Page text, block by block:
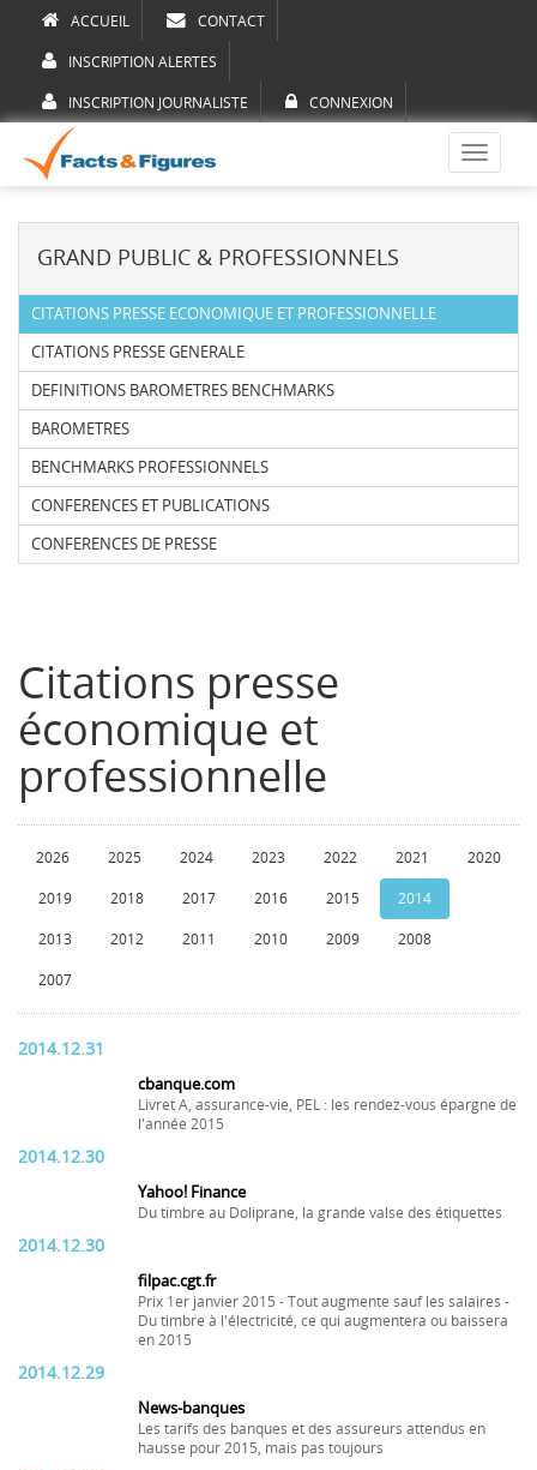
ACCUEIL CONTACT
INSCRIPTION ALERTES
INSCRIPTION JOURNALISTE CONNEXION
Toggle
GRAND PUBLIC & PROFESSIONNELS
CITATIONS PRESSE ECONOMIQUE ET PROFESSIONNELLE
CITATIONS PRESSE GENERALE
DEFINITIONS BAROMETRES BENCHMARKS
BAROMETRES
BENCHMARKS PROFESSIONNELS
CONFERENCES ET PUBLICATIONS
CONFERENCES DE PRESSE
Citations presse
économique et
professionnelle
2026 2025 2024 2023 2022 2021 2020
2019 2018 2017 2016 2015 2014
2013 2012 2011 2010 2009 2008
2007
2014.12.31
cbanque.com
Livret A, assurance-vie, PEL : les rendez-vous épargne de
l'année 2015
2014.12.30
Yahoo! Finance
Du timbre au Doliprane, la grande valse des étiquettes
2014.12.30
filpac.cgt.fr
Prix 1er janvier 2015 - Tout augmente sauf les salaires -
Du timbre à l'électricité, ce qui augmentera ou baissera
en 2015
2014.12.29
News-banques
Les tarifs des banques et des assureurs attendus en
hausse pour 2015, mais pas toujours